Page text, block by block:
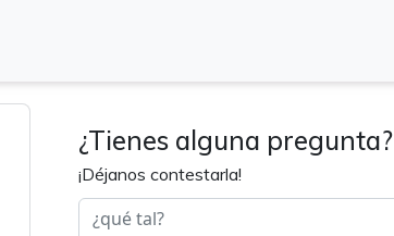
¿Tienes alguna pregunta?
¡Déjanos contestarla!